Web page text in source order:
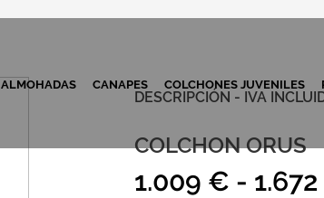
ALMOHADAS CANAPES COLCHONES JUVENILES
DESCRIPCIÓN - IVA
COLCHON ORUS
1.009 € - 1.672